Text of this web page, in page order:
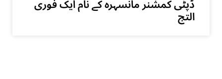
ڈپٹی کمشنر مانسہرہ کے نام ایک فوری
التج